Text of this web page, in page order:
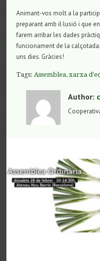
Animant-vos molt a la
preparant amb il·lusió i que
farem arribar les dades
funcionament de la
uns dies. Gràcies!
Tags: Assemblea,xarxa
Author: